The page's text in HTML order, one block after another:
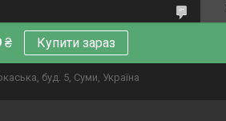
₴ Купити зараз
буд. 5, Суми, Україна